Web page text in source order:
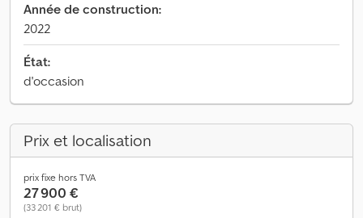
Année de construction:
2022
État:
d'occasion
Prix et localisation
prix fixe hors TVA
27 900 €
(33 201 € brut)